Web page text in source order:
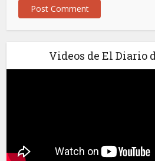
Videos de El Diario